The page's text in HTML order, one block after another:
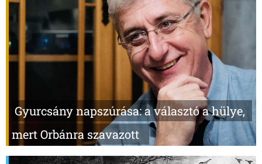
Gyurcsány napszúrása: a választó a hülye,
mert Orbánra szavazott